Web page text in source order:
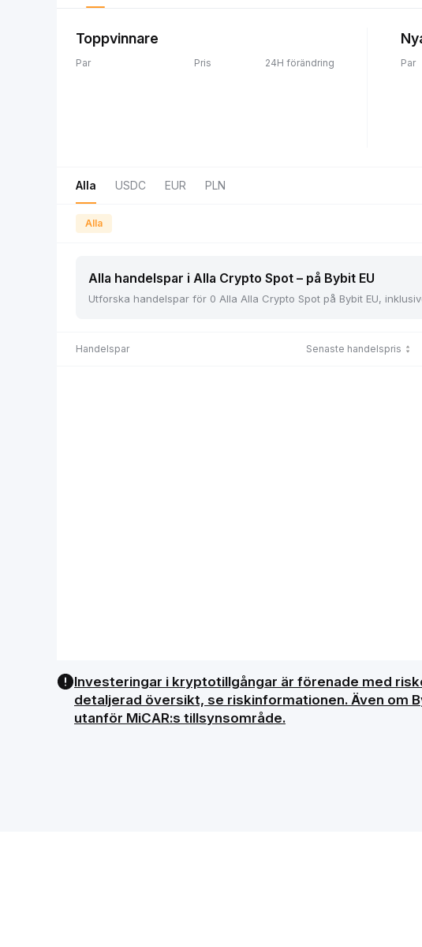
Toppvinnare
Par Pris 24H förändring Par
Alla USDC EUR PLN
Alla
Alla handelspar i Alla Crypto Spot – på Bybit EU
Utforska handelspar för 0 Alla Alla Crypto Spot på Bybit EU,
Handelspar Senaste handelspris
Investeringar i kryptotillgångar är förenade med
detaljerad översikt, se riskinformationen. Även om
utanför MiCAR:s tillsynsområde.